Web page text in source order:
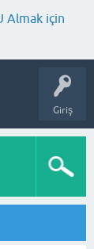
Almak için
Giriş